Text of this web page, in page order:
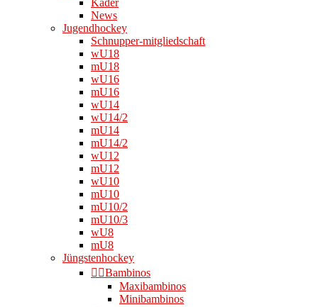
Kader
News
Jugendhockey
Schnupper-mitgliedschaft
wU18
mU18
wU16
mU16
wU14
wU14/2
mU14
mU14/2
wU12
mU12
wU10
mU10
mU10/2
mU10/3
wU8
mU8
Jüngstenhockey
👉🏻Bambinos
Maxibambinos
Minibambinos